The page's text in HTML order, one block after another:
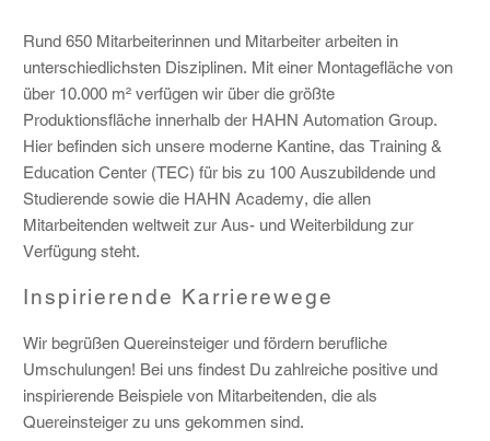
Rund 650 Mitarbeiterinnen und Mitarbeiter arbeiten in
unterschiedlichsten Disziplinen. Mit einer Montagefläche von
über 10.000 m² verfügen wir über die größte
Produktionsfläche innerhalb der HAHN Automation Group.
Hier befinden sich unsere moderne Kantine, das Training &
Education Center (TEC) für bis zu 100 Auszubildende und
Studierende sowie die HAHN Academy, die allen
Mitarbeitenden weltweit zur Aus- und Weiterbildung zur
Verfügung steht.
Inspirierende Karrierewege
Wir begrüßen Quereinsteiger und fördern berufliche
Umschulungen! Bei uns findest Du zahlreiche positive und
inspirierende Beispiele von Mitarbeitenden, die als
Quereinsteiger zu uns gekommen sind.